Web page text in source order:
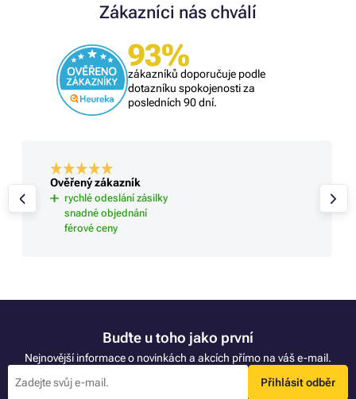
Zákazníci nás chválí
93%
zákazníků doporučuje podle
dotazníku spokojenosti za
posledních 90 dní.
Ověřený zákazník
rychlé odeslání zásilky
snadné objednání
férové ceny
Buďte u toho jako první
Nejnovější informace o novinkách a akcích přímo na váš e-mail.
Přihlásit odběr